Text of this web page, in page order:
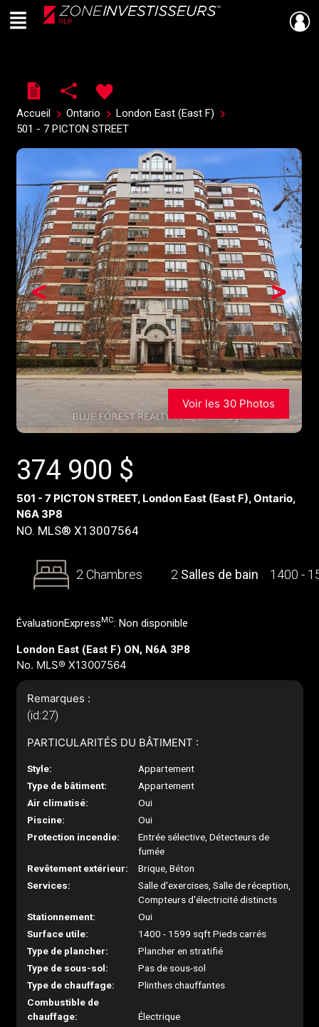
Live
En Direct
Menu
Accueil Ontario
London East (East F)
501 - 7 PICTON STREET
>
<
Voir les 30 Photos
374 900 $
501 - 7 PICTON STREET, London East (East F), Ontario,
N6A 3P8
NO. MLS® X13007564
2 Chambres 2 Salles de bain 1400 -
ÉvaluationExpress MC: Non disponible
London East (East F) ON, N6A 3P8
No. MLS® X13007564
Remarques :
(id:27)
PARTICULARITÉS DU BÂTIMENT :
Style:
Appartement
Type de bâtiment:
Appartement
Air climatisé:
Oui
Piscine:
Oui
Protection incendie:
Entrée sélective, Détecteurs de
fumée
Revêtement extérieur:
Brique, Béton
Services:
Salle d'exercises, Salle de réception,
Compteurs d'électricité distincts
Stationnement:
Oui
Surface utile:
1400 - 1599 sqft Pieds carrés
Type de plancher:
Plancher en stratifié
Type de sous-sol:
Pas de sous-sol
Type de chauffage:
Plinthes chauffantes
Combustible de
chauffage:
Électrique